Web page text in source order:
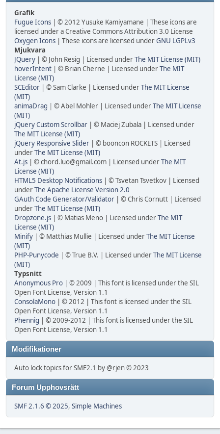
Grafik
Fugue Icons | © 2012 Yusuke Kamiyamane | These icons are
licensed under a Creative Commons Attribution 3.0 License
Oxygen Icons | These icons are licensed underGNU LGPLv3
Mjukvara
JQuery | © John Resig | Licensed underThe MIT License (MIT)
hoverIntent | © Brian Cherne | Licensed underThe MIT
License (MIT)
SCEditor | © Sam Clarke | Licensed underThe MIT License
(MIT)
animaDrag | © Abel Mohler | Licensed underThe MIT License
(MIT)
jQuery Custom Scrollbar | © Maciej Zubala | Licensed under
The MIT License (MIT)
jQuery Responsive Slider | © booncon ROCKETS | Licensed
underThe MIT License (MIT)
At.js | © chord.luo@gmail.com | Licensed underThe MIT
License (MIT)
HTML5 Desktop Notifications | © Tsvetan Tsvetkov | Licensed
underThe Apache License Version 2.0
GAuth Code Generator/Validator | © Chris Cornutt | Licensed
underThe MIT License (MIT)
Dropzone.js | © Matias Meno | Licensed underThe MIT
License (MIT)
Minify | © Matthias Mullie | Licensed underThe MIT License
(MIT)
PHP-Punycode | © True B.V. | Licensed underThe MIT License
(MIT)
Typsnitt
Anonymous Pro | © 2009 | This font is licensed under the SIL
Open Font License, Version 1.1
ConsolaMono | © 2012 | This font is licensed under the SIL
Open Font License, Version 1.1
Phennig | © 2009-2012 | This font is licensed under the SIL
Open Font License, Version 1.1
Modifikationer
Auto lock topics for SMF2.1 by @rjen © 2023
Forum Upphovsrätt
SMF 2.1.6 © 2025, Simple Machines